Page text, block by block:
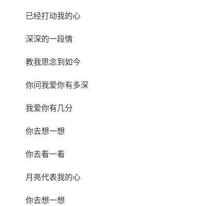
已经打动我的心
深深的一段情
教我思念到如今
你问我爱你有多深
我爱你有几分
你去想一想
你去看一看
月亮代表我的心
你去想一想